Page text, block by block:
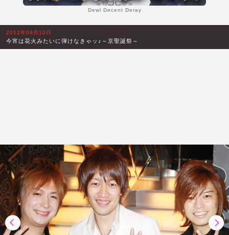
Dewl Decent Deray
2012年09月10日
今宵は花火みたいに弾けなきゃッ♪～京聖誕祭～